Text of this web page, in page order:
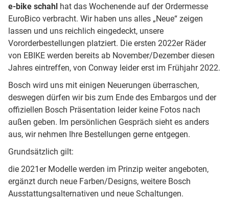
e-bike schahl hat das Wochenende auf der Ordermesse
EuroBico verbracht. Wir haben uns alles „Neue“ zeigen
lassen und uns reichlich eingedeckt, unsere
Vororderbestellungen platziert. Die ersten 2022er Räder
von EBIKE werden bereits ab November/Dezember diesen
Jahres eintreffen, von Conway leider erst im Frühjahr 2022.
Bosch wird uns mit einigen Neuerungen überraschen,
deswegen dürfen wir bis zum Ende des Embargos und der
offiziellen Bosch Präsentation leider keine Fotos nach
außen geben. Im persönlichen Gespräch sieht es anders
aus, wir nehmen Ihre Bestellungen gerne entgegen.
Grundsätzlich gilt:
die 2021er Modelle werden im Prinzip weiter angeboten,
ergänzt durch neue Farben/Designs, weitere Bosch
Ausstattungsalternativen und neue Schaltungen.